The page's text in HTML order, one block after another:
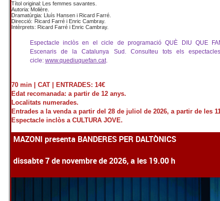
Títol original: Les femmes savantes.
Autoria: Molière.
Dramatúrgia: Lluís Hansen i Ricard Farré.
Direcció: Ricard Farré i Enric Cambray.
Intèrprets: Ricard Farré i Enric Cambray.
Espectacle inclòs en el cicle de programació QUÈ DIU QUE
Escenaris de la Catalunya Sud. Consulteu tots els
cicle: www.quediuquefan.cat.
70 min | CAT |
ENTRADES: 14€
Edat recomanada: a partir de 12 anys.
Localitats numerades.
Entrades a la venda a partir del 28 de juliol de 2026, a partir de les
Espectacle inclòs a CULTURA JOVE.
MAZONI presenta BANDERES PER DALTÒNICS
dissabte 7 de novembre de 2026, a les 19.00 h